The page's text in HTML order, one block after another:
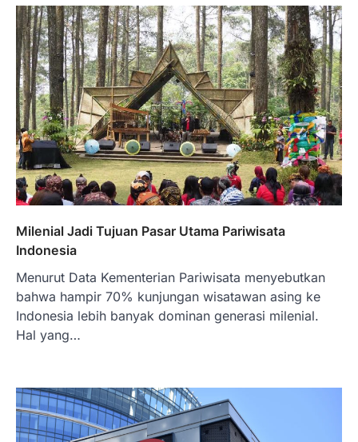
Milenial Jadi Tujuan Pasar Utama Pariwisata
Indonesia
Menurut Data Kementerian Pariwisata menyebutkan
bahwa hampir 70% kunjungan wisatawan asing ke
Indonesia lebih banyak dominan generasi milenial.
Hal yang…
BERITA TERBARU
Pelaku Usaha?
Januari 27, 2026
PT Bank Tabungan Negara (BTN) baru-
BERITA TERBARU
Direktur PT GEB Tjandra
Limanjaya bin Yohanes